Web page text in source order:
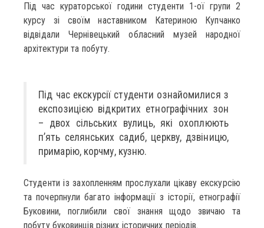
Під час кураторської години студенти 1-ої групи 2
курсу зі своїм наставником Катериною Купчанко
відвідали Чернівецький обласний музей народної
архітектури та побуту.
Під час екскурсії студенти ознайомилися з
експозицією відкритих етнографічних зон
– двох сільських вулиць, які охоплюють
п’ять селянських садиб, церкву, дзвіницю,
примарію, корчму, кузню.
Студенти із захопленням прослухали цікаву екскурсію
та почерпнули багато інформації з історії, етнографії
Буковини, поглибили свої знання щодо звичаю та
побуту буковинців різних історичних періодів.